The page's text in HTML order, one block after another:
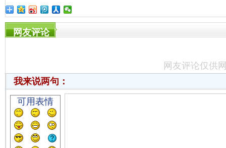
网友评论
网友评论仅供
我来说两句：
可用表情